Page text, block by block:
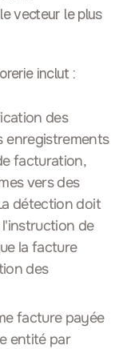
vecteur le plus
inclut :
des
enregistrements
facturation,
vers des
détection doit
de
la facture
des
facture payée
entité par